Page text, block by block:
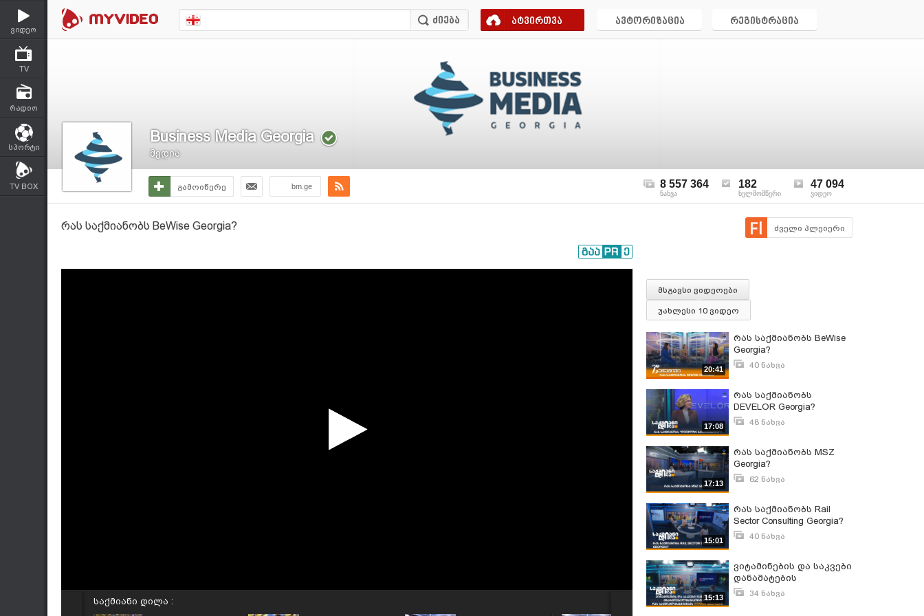
ვიდეო
TV
რადიო
სპორტი
TV BOX
ატვირთვა ავტორიზაცია რეგისტრაცია
Business Media Georgia
მედია
გამოიწერე bm.ge 8 557 364
ნახვა
182
ხელმომწერი
47 094
ვიდეო
რას საქმიანობს BeWise Georgia? ძველი პლეიერი
საქმიანი დილა :
მსგავსი ვიდეოები
უახლესი 10 ვიდეო
20:41
რას საქმიანობს BeWise
Georgia?
40 ნახვა
17:08
რას საქმიანობს
DEVELOR Georgia?
48 ნახვა
17:13
რას საქმიანობს MSZ
Georgia?
62 ნახვა
15:01
რას საქმიანობს Rail
Sector Consulting Georgia?
40 ნახვა
15:13
ვიტამინების და საკვები
დანამატების
მწარმოებელი&იმპორტიორი
34 ნახვა